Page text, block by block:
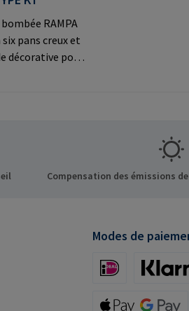
RAMPA
pans creux et
décorative pour
E-Mail:
Compensation des émissions
Modes de